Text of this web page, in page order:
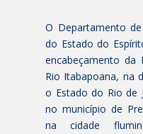
O Departamento
do Estado do
encabeçamento
Rio Itabapoana, na
o Estado do Rio de
no município de
na cidade